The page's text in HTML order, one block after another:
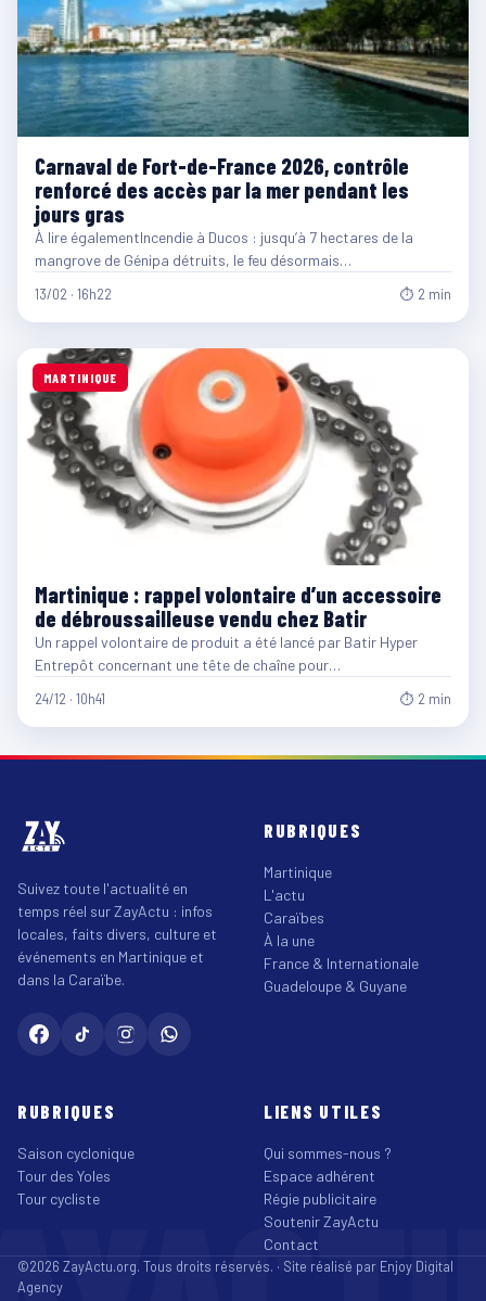
Carnaval de Fort-de-France 2026, contrôle
renforcé des accès par la mer pendant les
jours gras
À lire égalementIncendie à Ducos : jusqu’à 7 hectares de la
mangrove de Génipa détruits, le feu désormais…
13/02 · 16h22 ⏱ 2 min
MARTINIQUE
Martinique : rappel volontaire d’un accessoire
de débroussailleuse vendu chez Batir
Un rappel volontaire de produit a été lancé par Batir Hyper
Entrepôt concernant une tête de chaîne pour…
24/12 · 10h41 ⏱ 2 min
Suivez toute l'actualité en
temps réel sur ZayActu : infos
locales, faits divers, culture et
événements en Martinique et
dans la Caraïbe.
RUBRIQUES
Martinique
L'actu
Caraïbes
À la une
France & Internationale
Guadeloupe & Guyane
RUBRIQUES
Saison cyclonique
Tour des Yoles
Tour cycliste
LIENS UTILES
Qui sommes-nous ?
Espace adhérent
Régie publicitaire
Soutenir ZayActu
Contact
©2026 ZayActu.org. Tous droits réservés. · Site réalisé par Enjoy Digital
Agency